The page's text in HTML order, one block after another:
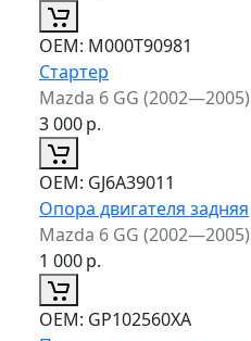
ОЕМ: M000T90981
Стартер
Mazda 6 GG (2002—2005)
3 000р.
ОЕМ: GJ6A39011
Опора двигателя задняя
Mazda 6 GG (2002—2005)
1 000р.
ОЕМ: GP102560XA